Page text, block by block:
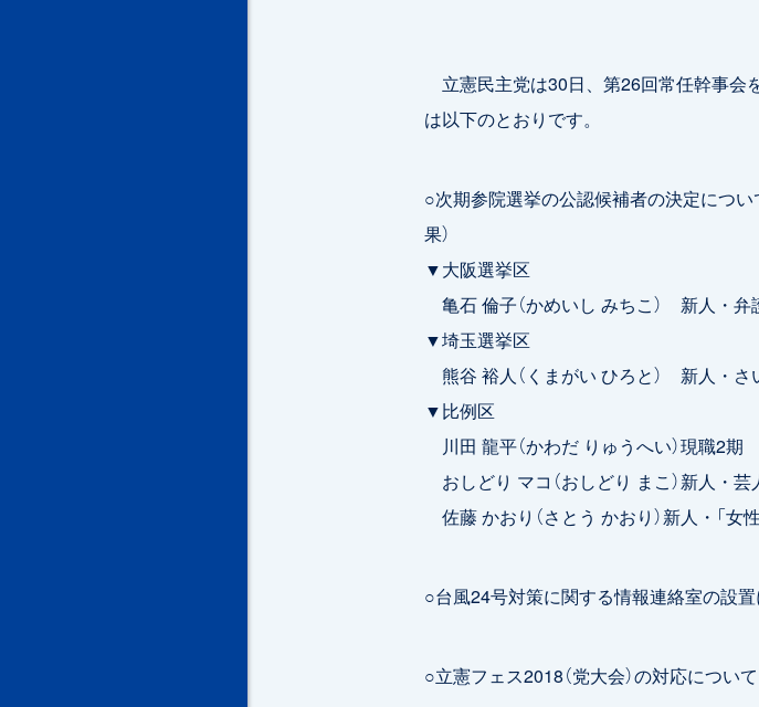
立憲民主党は30日、第26回常任幹事会
は以下のとおりです。
○次期参院選挙の公認候補者の決定につ
果）
▼大阪選挙区
亀石 倫子（かめいし みちこ） 新人・弁
▼埼玉選挙区
熊谷 裕人（くまがい ひろと） 新人・さ
▼比例区
川田 龍平（かわだ りゅうへい）現職2期
おしどり マコ（おしどり まこ）新人・
佐藤 かおり（さとう かおり）新人・「
○台風24号対策に関する情報連絡室の設
○立憲フェス2018（党大会）の対応について